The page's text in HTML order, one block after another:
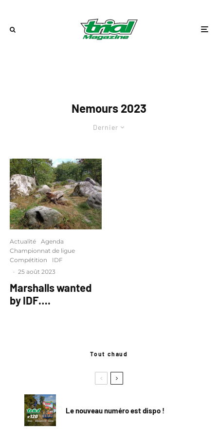
Nemours 2023
Dernier
Actualité
Agenda
Championnat de ligue
Compétition
IDF
· 25 août 2023
Marshalls wanted
by IDF….
Tout chaud
Le nouveau numéro est dispo !